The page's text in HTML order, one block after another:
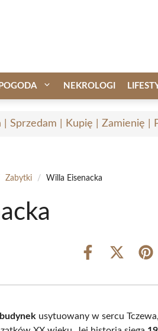
POGODA NEKROLOGI
| Sprzedam | Kupię | Zamienię |
Zabytki / Willa Eisenacka
Share
Share
(Twitter)
usytuowany w sercu